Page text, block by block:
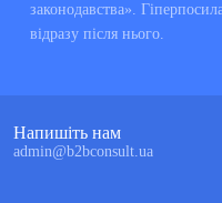
законодавства».
відразу після нього.
Напишіть нам
admin@b2bconsult.ua